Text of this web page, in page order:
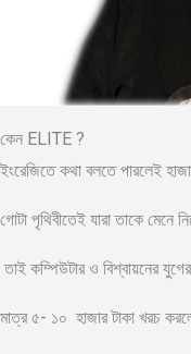
কেন ELITE ?
ইংরেজিতে কথা বলতে পারলেই
গোটা পৃথিবীতেই যারা তাকে
তাই কম্পিউটার ও বিশ্বায়নের
মাত্র ৫- ১০ হাজার টাকা খরচ